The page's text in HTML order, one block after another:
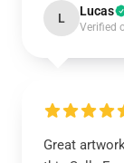
L Lucas
Verified
Great